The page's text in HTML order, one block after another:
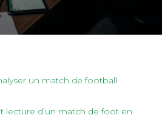
un match de football
lecture d’un match de foot en